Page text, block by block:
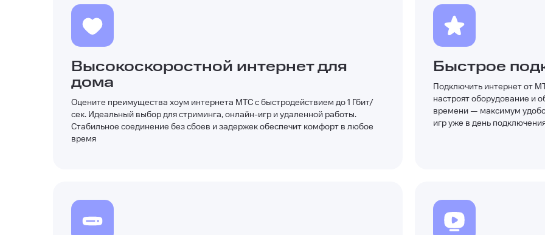
Высокоскоростной интернет для
дома
Оцените преимущества хоум интернета МТС с быстродействием до 1 Гбит/
сек. Идеальный выбор для стриминга, онлайн-игр и удаленной работы.
Стабильное соединение без сбоев и задержек обеспечит комфорт в любое
время
Быстрое
Подключить интернет от
настроят оборудование и
времени — максимум
игр уже в день